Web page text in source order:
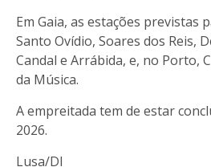
Em Gaia, as estações previstas
Santo Ovídio, Soares dos Reis,
Candal e Arrábida, e, no Porto,
da Música.
A empreitada tem de estar
2026.
Lusa/DI